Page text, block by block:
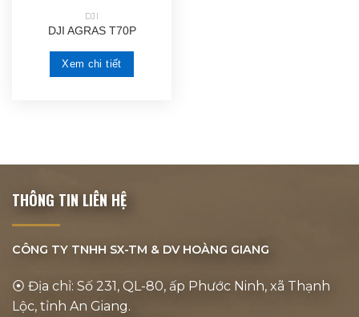
DJI
DJI AGRAS T70P
Xem chi tiết
THÔNG TIN LIÊN HỆ
CÔNG TY TNHH SX-TM & DV HOÀNG GIANG
⦿ Địa chỉ: Số 231, QL-80, ấp Phước Ninh, xã Thạnh
Lộc, tỉnh An Giang.